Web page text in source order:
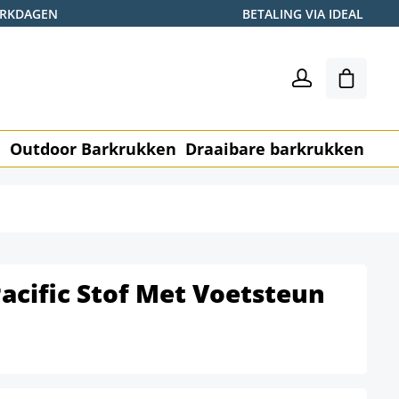
BETALING VIA IDEAL
Outdoor Barkrukken Draaibare barkrukken
Stof Met Voetsteun